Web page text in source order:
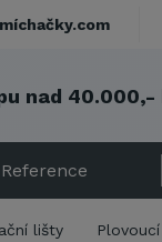
nad
Reference
lišty Plovoucí